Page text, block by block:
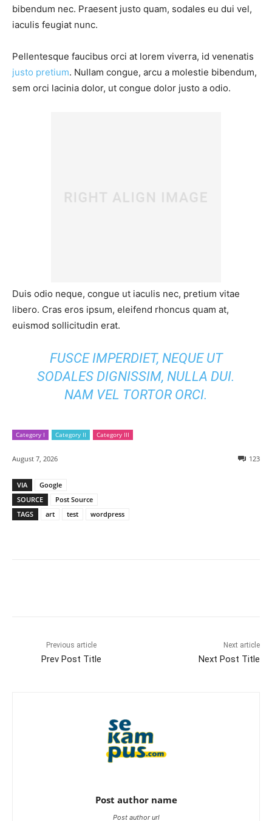
bibendum nec. Praesent justo quam, sodales eu dui vel,
iaculis feugiat nunc.
Pellentesque faucibus orci at lorem viverra, id venenatis
justo pretium. Nullam congue, arcu a molestie bibendum,
sem orci lacinia dolor, ut congue dolor justo a odio.
Duis odio neque, congue ut iaculis nec, pretium vitae
libero. Cras eros ipsum, eleifend rhoncus quam at,
euismod sollicitudin erat.
FUSCE IMPERDIET, NEQUE UT
SODALES DIGNISSIM, NULLA DUI.
NAM VEL TORTOR ORCI.
Category I Category II Category III
123
August 7, 2026
VIA
Google
SOURCE
Post Source
TAGS
art test wordpress
Previous article
Prev Post Title
Next article
Next Post Title
Post author name
Post author url